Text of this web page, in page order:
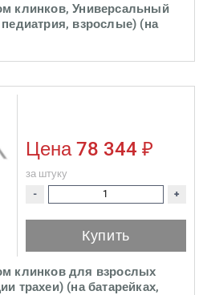
клинков, Универсальный
взрослые) (на
клинков для взрослых
трахеи) (на батарейках,
Цена78 344 ₽
за штуку
- +
Купить